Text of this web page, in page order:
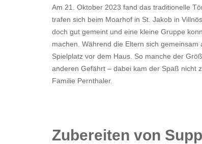
Am 21. Oktober 2023 fand das traditionelle
trafen sich beim Moarhof in St. Jakob in
doch gut gemeint und eine kleine Gruppe
machen. Während die Eltern sich
Spielplatz vor dem Haus. So manche der
anderen Gefährt – dabei kam der Spaß nicht
Familie Pernthaler.
Zubereiten von